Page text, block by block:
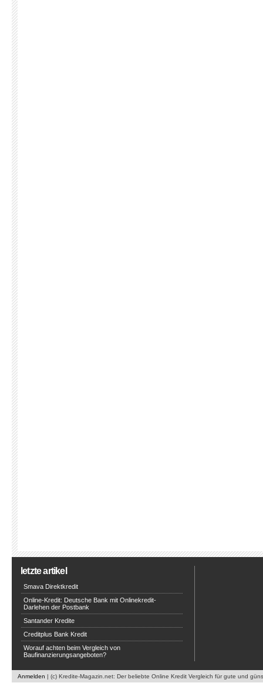
letzte artikel
Smava Direktkredit
Online-Kredit: Deutsche Bank mit Onlinekredit-
Darlehen der Postbank
Santander Kredite
Creditplus Bank Kredit
Worauf achten beim Vergleich von
Baufinanzierungsangeboten?
Anmelden | (c) Kredite-Magazin.net: Der beliebte Online Kredit Vergleich für gute und